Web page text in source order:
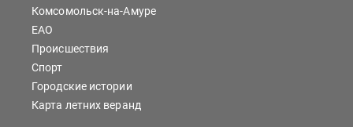
Комсомольск-на-Амуре
ЕАО
Происшествия
Спорт
Городские истории
Карта летних веранд